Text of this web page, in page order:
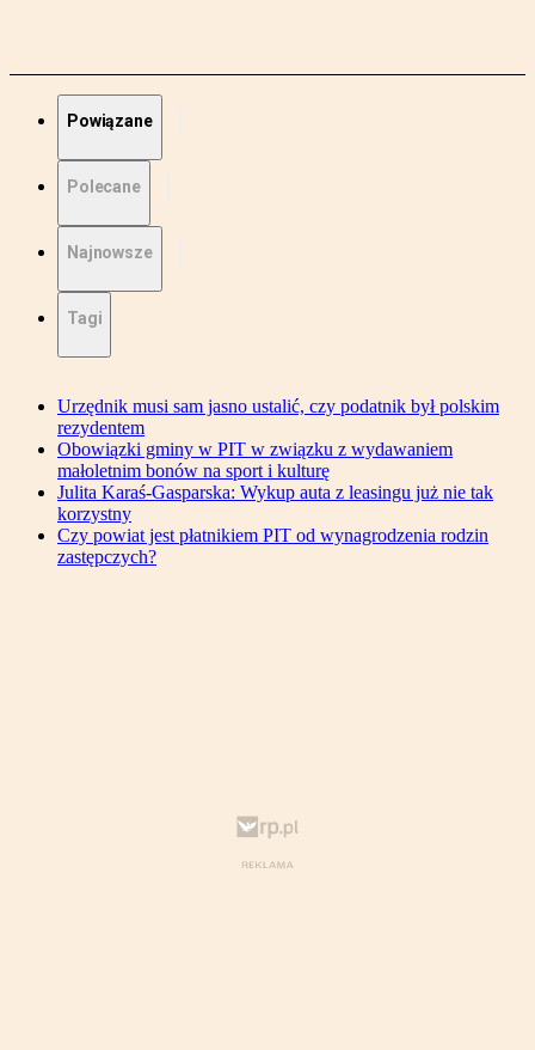
Powiązane
Polecane
Najnowsze
Tagi
Urzędnik musi sam jasno ustalić, czy podatnik był polskim
rezydentem
Obowiązki gminy w PIT w związku z wydawaniem
małoletnim bonów na sport i kulturę
Julita Karaś-Gasparska: Wykup auta z leasingu już nie tak
korzystny
Czy powiat jest płatnikiem PIT od wynagrodzenia rodzin
zastępczych?